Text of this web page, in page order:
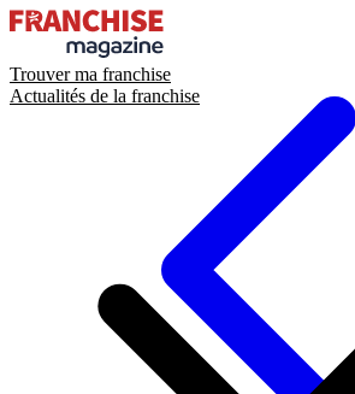
Trouver ma franchise
Actualités de la franchise